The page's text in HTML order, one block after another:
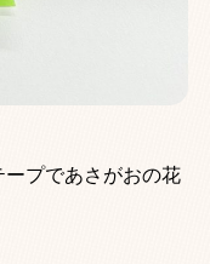
プであさがおの花